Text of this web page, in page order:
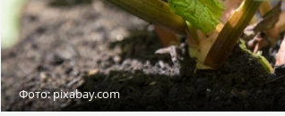
Фото: pixabay.com